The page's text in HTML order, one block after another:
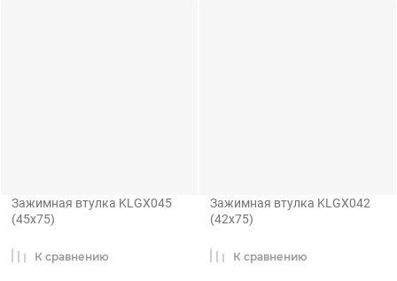
Зажимная втулка KLGX045
(45x75)
К сравнению
Зажимная втулка KLGX042
(42x75)
К сравнению